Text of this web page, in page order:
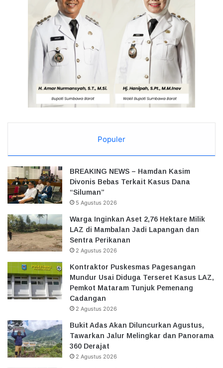
Populer
BREAKING NEWS – Hamdan Kasim
Divonis Bebas Terkait Kasus Dana
“Siluman”
5 Agustus 2026
Warga Inginkan Aset 2,76 Hektare Milik
LAZ di Mambalan Jadi Lapangan dan
Sentra Perikanan
2 Agustus 2026
Kontraktor Puskesmas Pagesangan
Mundur Usai Diduga Terseret Kasus LAZ,
Pemkot Mataram Tunjuk Pemenang
Cadangan
2 Agustus 2026
Bukit Adas Akan Diluncurkan Agustus,
Tawarkan Jalur Melingkar dan Panorama
360 Derajat
2 Agustus 2026